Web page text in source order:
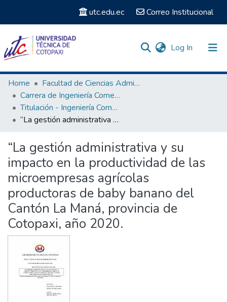
utc.edu.ec Correo Institucional
Log In (current)
Communities & Collections
Search
Statistics
Home
Facultad de Ciencias Administrativas y Humanísticas
Carrera de Ingeniería Comercial
Titulación - Ingeniería Comercial
“La gestión administrativa y su impacto en la productividad de las microempresas agrícolas productoras de baby banano del Cantón La Maná, provincia de Cotopaxi, año 2020.
“La gestión administrativa y su
impacto en la productividad de las
microempresas agrícolas
productoras de baby banano del
Cantón La Maná, provincia de
Cotopaxi, año 2020.